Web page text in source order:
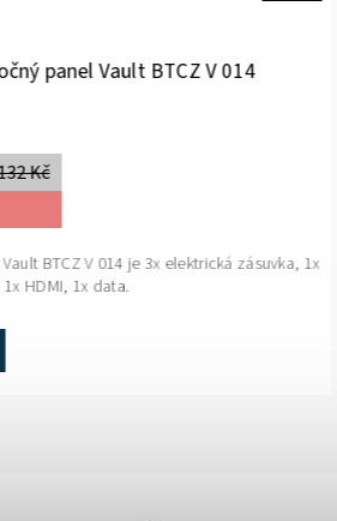
Vault BTCZ V 014
BTCZ V 014 je 3x elektrická zásuvka, 1x
1x data.